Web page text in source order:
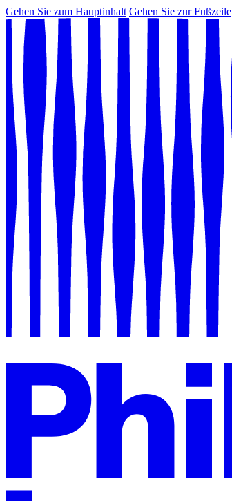
Gehen Sie zum Hauptinhalt Gehen Sie zur Fußzeile